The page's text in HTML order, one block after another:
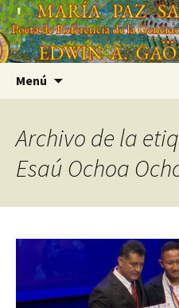
Saltar
al
contenido
'
'
Menú
Archivo de la
Esaú Ochoa